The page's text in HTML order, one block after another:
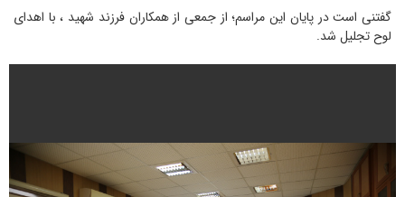
گفتنی است در پایان این مراسم؛ از جمعی از همکاران فرزند شهید ، با اهدای
لوح تجلیل شد.